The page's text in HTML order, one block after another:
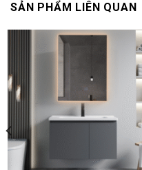
SẢN PHẨM LIÊN QUAN